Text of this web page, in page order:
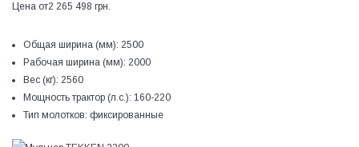
Цена от2 265 498 грн.
Общая ширина (мм): 2500
Рабочая ширина (мм): 2000
Вес (кг): 2560
Мощность трактор (л.с.): 160-220
Тип молотков: фиксированные